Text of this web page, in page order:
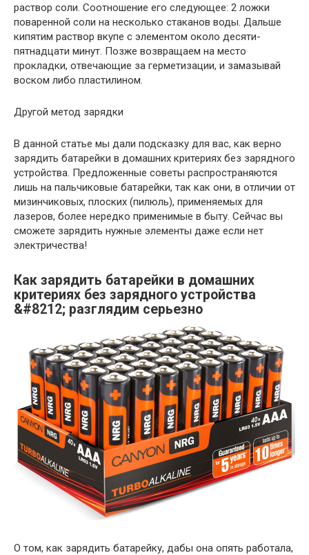
раствор соли. Соотношение его следующее: 2 ложки
поваренной соли на несколько стаканов воды. Дальше
кипятим раствор вкупе с элементом около десяти-
пятнадцати минут. Позже возвращаем на место
прокладки, отвечающие за герметизации, и замазывай
воском либо пластилином.
Другой метод зарядки
В данной статье мы дали подсказку для вас, как верно
зарядить батарейки в домашних критериях без зарядного
устройства. Предложенные советы распространяются
лишь на пальчиковые батарейки, так как они, в отличии от
мизинчиковых, плоских (пилюль), применяемых для
лазеров, более нередко применимые в быту. Сейчас вы
сможете зарядить нужные элементы даже если нет
электричества!
Как зарядить батарейки в домашних
критериях без зарядного устройства
&#8212; разглядим серьезно
О том, как зарядить батарейку, дабы она опять работала,